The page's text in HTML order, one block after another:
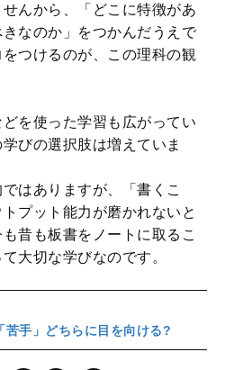
んから、「どこに特徴があ
なのか」をつかんだうえで
つけるのが、この理科の観
を使った学習も広がってい
びの選択肢は増えていま
はありますが、「書くこ
プット能力が磨かれないと
昔も板書をノートに取るこ
大切な学びなのです。
苦手」どちらに目を向ける?